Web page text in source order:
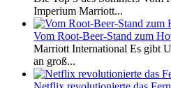
Imperium Marriott...
Vom Root-Beer-Stand zum
Marriott International Es gibt
an groß...